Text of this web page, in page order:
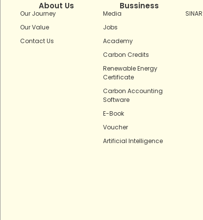
About Us
Our Journey
Our Value
Contact Us
Bussiness
Media
Jobs
Academy
Carbon Credits
Renewable Energy
Certificate
Carbon Accounting
Software
E-Book
Voucher
Artificial Intelligence
SINAR